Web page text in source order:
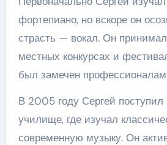
фортепиано, но вскоре он
страсть — вокал. Он
местных конкурсах и
был замечен
В 2005 году Сергей поступил
училище, где изучал
современную музыку. Он